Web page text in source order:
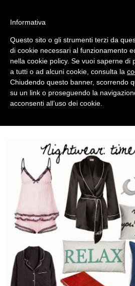
THURSDAY, MAY
Informativa
Questo sito o gli strumenti terzi da
di cookie necessari al funzionamento
nella cookie policy. Se vuoi saperne di
a tutti o ad alcuni cookie, consulta la
Chiudendo questo banner, scorrendo
su un link o proseguendo la
acconsenti all’uso dei cookie.